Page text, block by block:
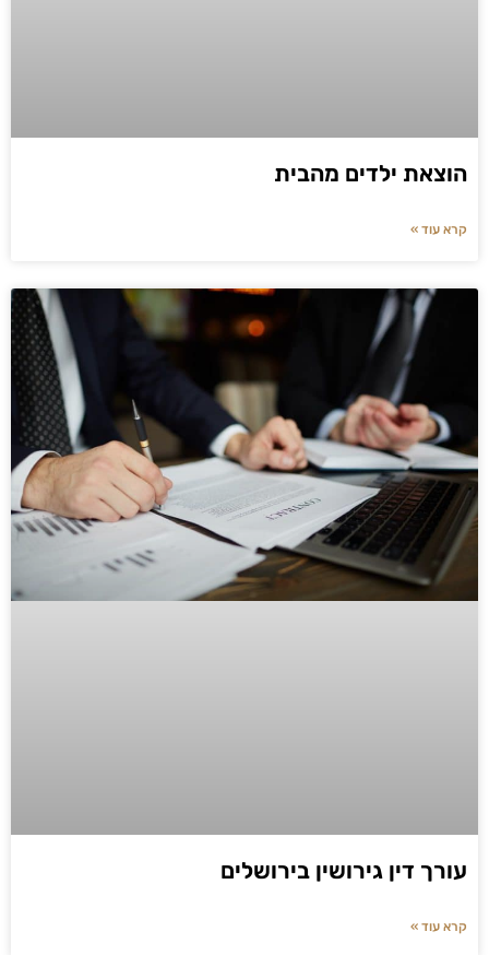
הוצאת ילדים מהבית
קרא עוד »
עורך דין גירושין בירושלים
קרא עוד »